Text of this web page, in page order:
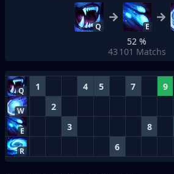
Q E
52 %
43 101 Matchs
Q 1 4 5 7 9
W 2
E 3 8
R 6